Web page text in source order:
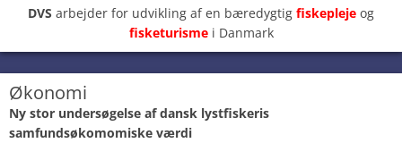
DVS arbejder for udvikling af en bæredygtig fiskepleje og
fisketurisme i Danmark
Økonomi
Ny stor undersøgelse af dansk lystfiskeris
samfundsøkomomiske værdi